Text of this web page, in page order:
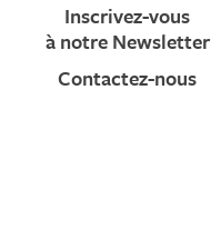
Inscrivez-vous
à notre Newsletter
Contactez-nous